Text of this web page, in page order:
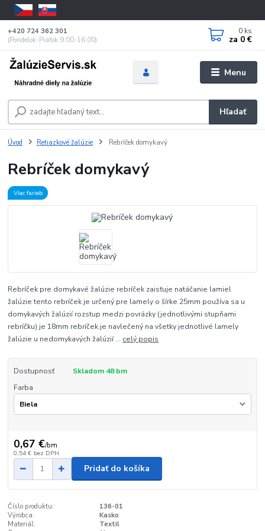
Menu
Hľadať
+420 724 362 301
(Pondelok-Piatok 9:00-16:00)
0 ks
za 0 €
Úvod Retiazkové žalúzie Rebríček domykavý
Rebríček domykavý
Viac farieb
Rebríček pre domykavé žalúzie rebríček zaisťuje natáčanie lamiel
žalúzie tento rebríček je určený pre lamely o šírke 25mm používa sa u
domykavých žalúzií rozstup medzi povrázky (jednotlivými stupňami
rebríčku) je 18mm rebríček je navlečený na všetky jednotlivé lamely
žalúzie u nedomykavých žalúzií ... celý popis
Dostupnosť
Skladom 48 bm
Farba
0,67 €/bm
0,54 € bez DPH
Pridať do košíka
Číslo produktu:
136-01
Výrobca:
Kasko
Materiál:
Textil